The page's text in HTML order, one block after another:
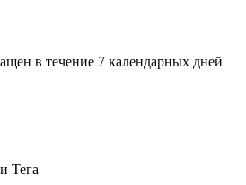
в течение 7 календарных дней
Тега